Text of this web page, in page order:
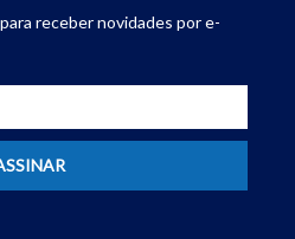
receber novidades por e-